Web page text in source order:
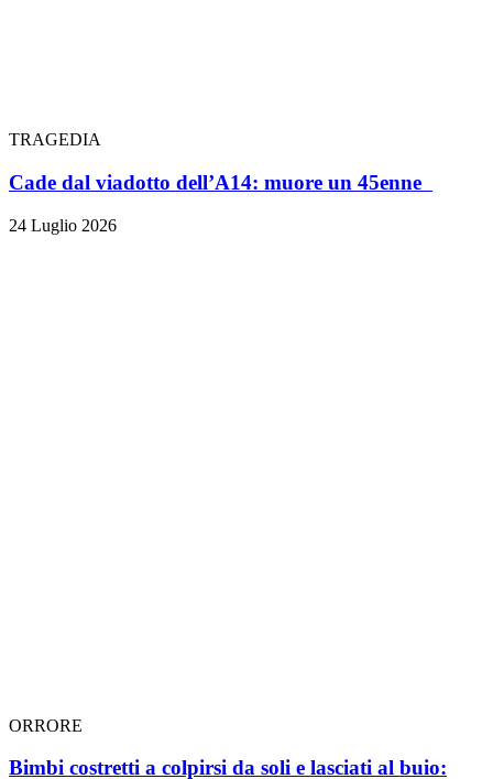
TRAGEDIA
Cade dal viadotto dell’A14: muore un 45enne
24 Luglio 2026
ORRORE
Bimbi costretti a colpirsi da soli e lasciati al buio: